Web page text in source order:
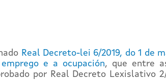
Real Decreto-lei 6/2019, do 1 de
e a ocupación, que entre
por Real Decreto Lexislativo